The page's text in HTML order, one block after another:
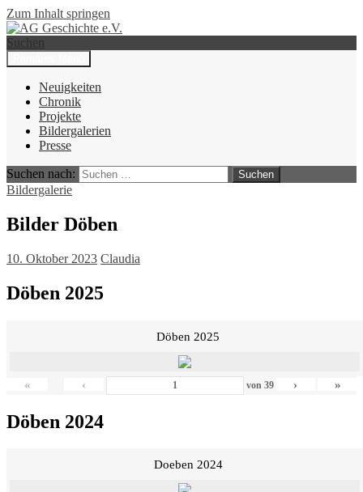
Zum Inhalt springen
AG Geschichte e.V.
Suchen
Neuigkeiten
Chronik
Projekte
Bildergalerien
Presse
Suchen nach:
Bildergalerie
Bilder Döben
10. Oktober 2023 Claudia
Döben 2025
Döben 2025
« ‹ von 39 › »
Döben 2024
Doeben 2024